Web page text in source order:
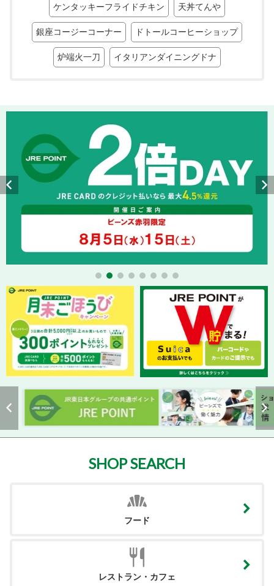
ケンタッキーフライドチキン 天丼てんや
銀座コージーコーナー ドトールコーヒーショップ
炉端火一刀 イタリアンダイニングドナ
SHOP SEARCH
フード
レストラン・カフェ